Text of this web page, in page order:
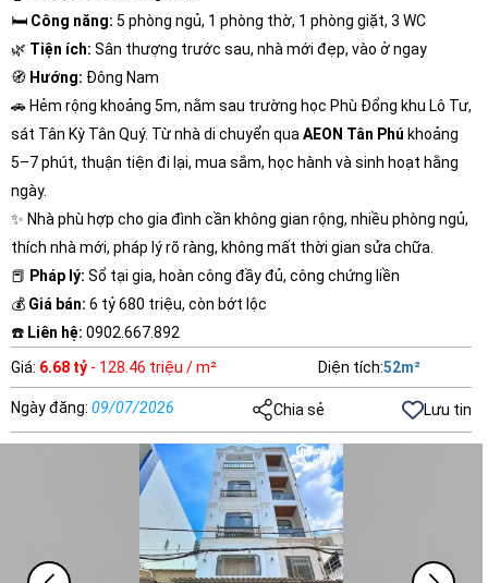
🛏️ Công năng: 5 phòng ngủ, 1 phòng thờ, 1 phòng giặt, 3 WC
🌿 Tiện ích: Sân thượng trước sau, nhà mới đẹp, vào ở ngay
🧭 Hướng: Đông Nam
🚗 Hẻm rộng khoảng 5m, nằm sau trường học Phù Đổng khu Lô Tư,
sát Tân Kỳ Tân Quý. Từ nhà di chuyển qua AEON Tân Phú khoảng
5–7 phút, thuận tiện đi lại, mua sắm, học hành và sinh hoạt hằng
ngày.
✨ Nhà phù hợp cho gia đình cần không gian rộng, nhiều phòng ngủ,
thích nhà mới, pháp lý rõ ràng, không mất thời gian sửa chữa.
📕 Pháp lý: Sổ tại gia, hoàn công đầy đủ, công chứng liền
💰 Giá bán: 6 tỷ 680 triệu, còn bớt lộc
☎️ Liên hệ: 0902.667.892
Giá: 6.68 tỷ - 128.46 triệu / m² Diện tích:52m²
Ngày đăng: 09/07/2026 Chia sẻ Lưu tin